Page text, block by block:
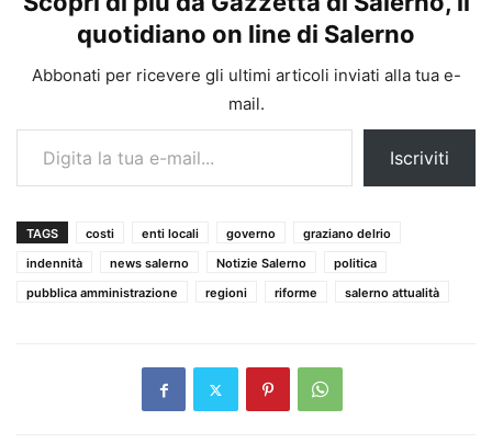
quotidiano on line di Salerno
Abbonati per ricevere gli ultimi articoli inviati alla tua e-
mail.
Digita la tua e-mail...
Iscriviti
TAGS costi enti locali governo
graziano delrio
indennità
news salerno Notizie Salerno
politica
pubblica amministrazione
regioni riforme salerno attualità